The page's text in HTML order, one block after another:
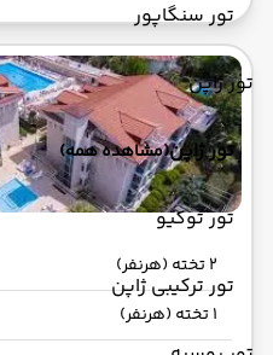
تور سنگاپور
تور ژاپن
تور ژاپن(مشاهده همه)
تور توکیو
تور ترکیبی ژاپن
2 تخته (هرنفر)
1 تخته (هرنفر)